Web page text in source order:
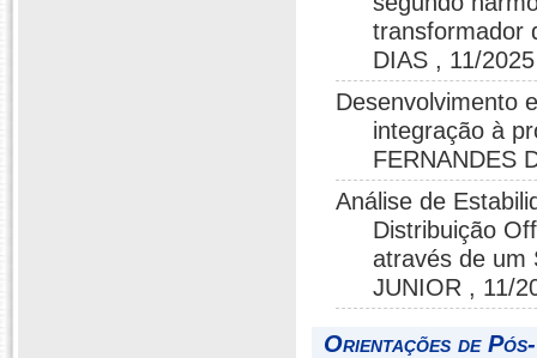
transformador
DIAS , 11/2025
Desenvolvimento
integração à
FERNANDES
Análise de
Distribuição
através de um
JUNIOR , 11/
Orientações de